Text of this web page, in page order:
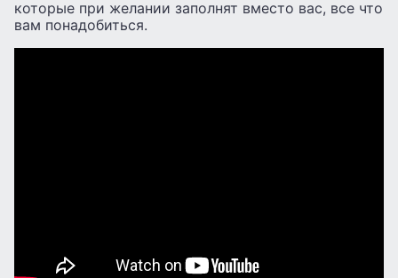
которые при желании заполнят вместо вас, все что
вам понадобиться.